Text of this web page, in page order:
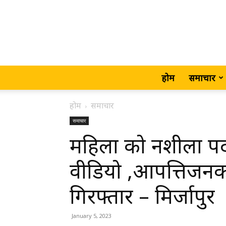
होम समाचार
होम समाचार
समाचार
महिला को नशीला
वीडियो
गिरफ्तार – मिर्जापुर
January 5, 2023